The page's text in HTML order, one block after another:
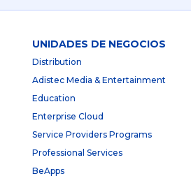
UNIDADES DE NEGOCIOS
Distribution
Adistec Media & Entertainment
Education
Enterprise Cloud
Service Providers Programs
Professional Services
BeApps